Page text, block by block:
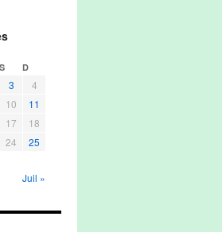
S D
3
4
10
11
17
18
24
25
Juil »